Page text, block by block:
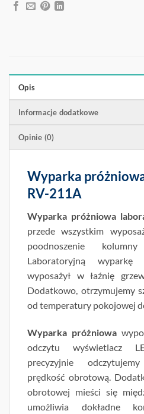
Opis
Informacje dodatkowe
Opinie (0)
Wyparka
RV-211A
Wyparka próżniowa
przede wszystkim
poodnoszenie
Laboratoryjną wyparkę
wyposażył w łaźnię
Dodatkowo, otrzymujemy
od temperatury pokojowej
Wyparka próżniowa
odczytu wyświetlacz
precyzyjnie
prędkość obrotową.
obrotowej mieści się
umożliwia dokładne